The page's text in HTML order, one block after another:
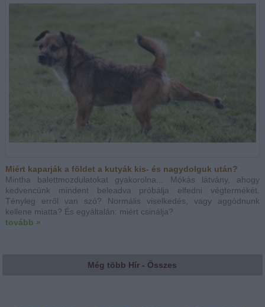
Miért kaparják a földet a kutyák kis- és nagydolguk után?
Mintha balettmozdulatokat gyakorolna... Mókás látvány, ahogy
kedvencünk mindent beleadva próbálja elfedni végtermékét.
Tényleg erről van szó? Normális viselkedés, vagy aggódnunk
kellene miatta? És egyáltalán: miért csinálja?
tovább »
Még több Hír - Összes